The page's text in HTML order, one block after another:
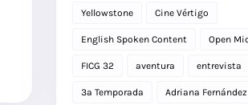
Yellowstone Cine Vértigo
English Spoken Content Open
FICG 32 aventura entrevista
3a Temporada Adriana Fernández